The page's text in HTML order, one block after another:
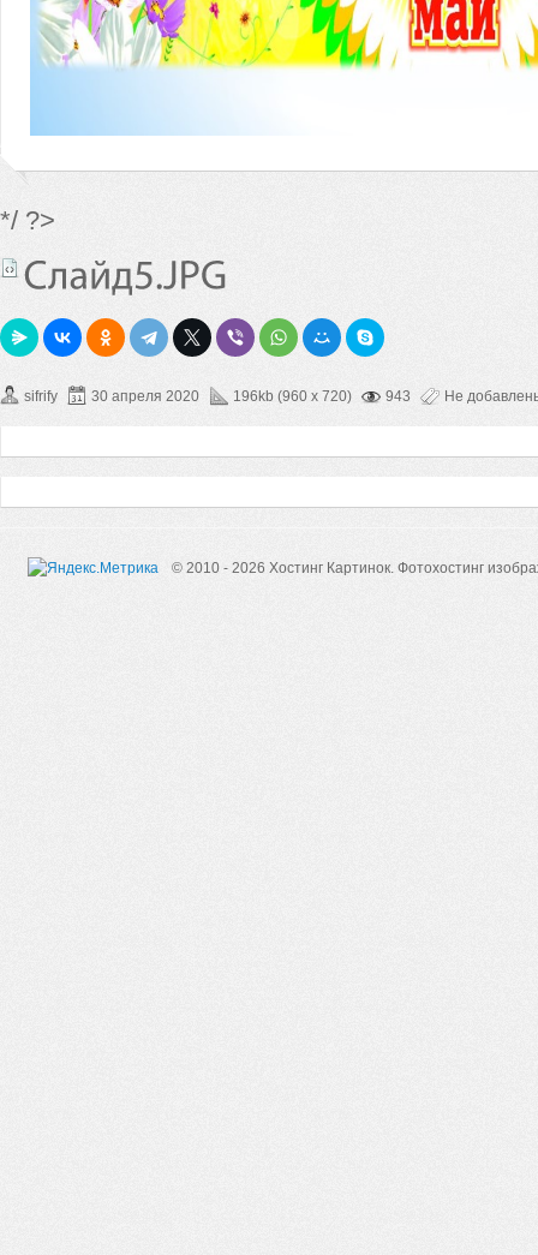
*/ ?>
sifrify 30 апреля 2020 196kb (960 x 720) 943 Не
© 2010 - 2026 Хостинг Картинок. Фотохостинг